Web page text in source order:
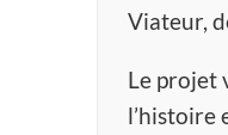
Viateur,
Le projet
l’histoire